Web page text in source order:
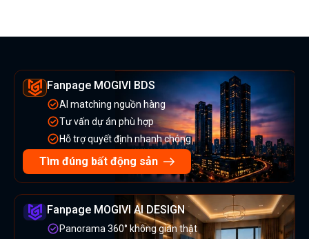
Fanpage MOGIVI BDS
AI matching nguồn hàng
Tư vấn dự án phù hợp
Hỗ trợ quyết định nhanh chóng
Tìm đúng bất động sản
Fanpage MOGIVI AI DESIGN
Panorama 360° không gian thật